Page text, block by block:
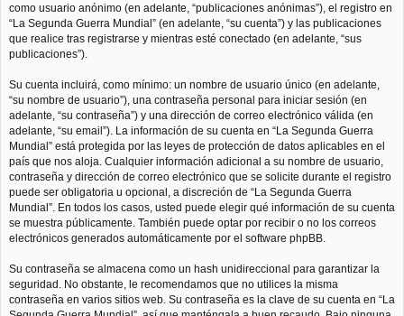
como usuario anónimo (en adelante, “publicaciones anónimas”), el registro en
“La Segunda Guerra Mundial” (en adelante, “su cuenta”) y las publicaciones
que realice tras registrarse y mientras esté conectado (en adelante, “sus
publicaciones”).
Su cuenta incluirá, como mínimo: un nombre de usuario único (en adelante,
“su nombre de usuario”), una contraseña personal para iniciar sesión (en
adelante, “su contraseña”) y una dirección de correo electrónico válida (en
adelante, “su email”). La información de su cuenta en “La Segunda Guerra
Mundial” está protegida por las leyes de protección de datos aplicables en el
país que nos aloja. Cualquier información adicional a su nombre de usuario,
contraseña y dirección de correo electrónico que se solicite durante el registro
puede ser obligatoria u opcional, a discreción de “La Segunda Guerra
Mundial”. En todos los casos, usted puede elegir qué información de su cuenta
se muestra públicamente. También puede optar por recibir o no los correos
electrónicos generados automáticamente por el software phpBB.
Su contraseña se almacena como un hash unidireccional para garantizar la
seguridad. No obstante, le recomendamos que no utilices la misma
contraseña en varios sitios web. Su contraseña es la clave de su cuenta en “La